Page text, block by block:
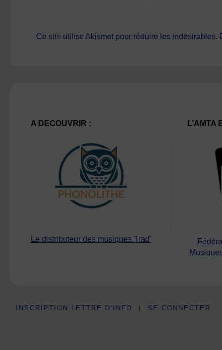
Ce site utilise Akismet pour réduire les indésirables.
A DECOUVRIR :
Le distributeur des musiques Trad'
L’AMTA
INSCRIPTION LETTRE D’INFO | SE CONNECTER